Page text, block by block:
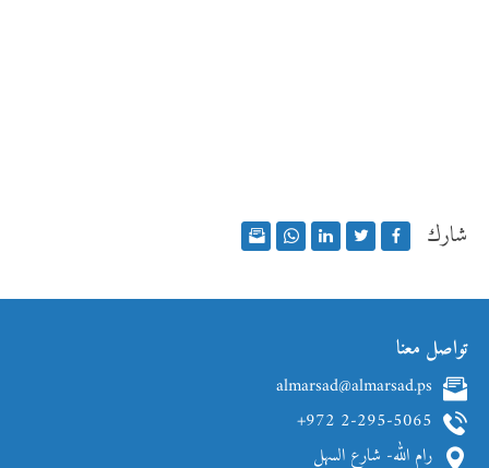
شارك
تواصل معنا
almarsad@almarsad.ps
+972 2-295-5065
رام الله- شارع السهل